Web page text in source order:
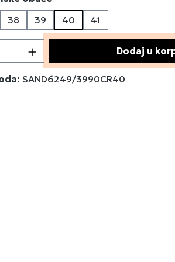
trenutno nije dostupna.)
38 39 40 41
proizvoda: UnesiteDodaj u
SAND6249/3990CR40